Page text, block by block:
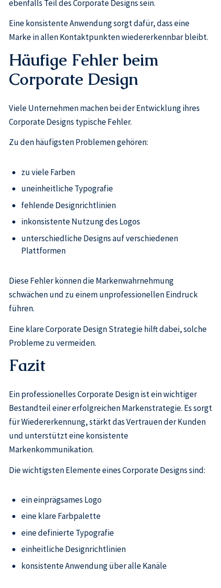
ebenfalls Teil des Corporate Designs sein.
Eine konsistente Anwendung sorgt dafür, dass eine
Marke in allen Kontaktpunkten wiedererkennbar bleibt.
Häufige Fehler beim
Corporate Design
Viele Unternehmen machen bei der Entwicklung ihres
Corporate Designs typische Fehler.
Zu den häufigsten Problemen gehören:
zu viele Farben
uneinheitliche Typografie
fehlende Designrichtlinien
inkonsistente Nutzung des Logos
unterschiedliche Designs auf verschiedenen
Plattformen
Diese Fehler können die Markenwahrnehmung
schwächen und zu einem unprofessionellen Eindruck
führen.
Eine klare Corporate Design Strategie hilft dabei, solche
Probleme zu vermeiden.
Fazit
Ein professionelles Corporate Design ist ein wichtiger
Bestandteil einer erfolgreichen Markenstrategie. Es sorgt
für Wiedererkennung, stärkt das Vertrauen der Kunden
und unterstützt eine konsistente
Markenkommunikation.
Die wichtigsten Elemente eines Corporate Designs sind:
ein einprägsames Logo
eine klare Farbpalette
eine definierte Typografie
einheitliche Designrichtlinien
konsistente Anwendung über alle Kanäle